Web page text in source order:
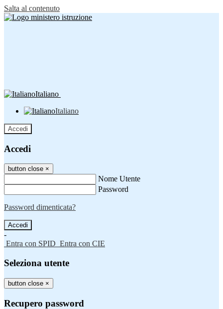
Salta al contenuto
Italiano
Italiano
Accedi
Accedi
button close ×
Nome Utente
Password
Password dimenticata?
-
Entra con SPID Entra con CIE
Seleziona utente
button close ×
Recupero password